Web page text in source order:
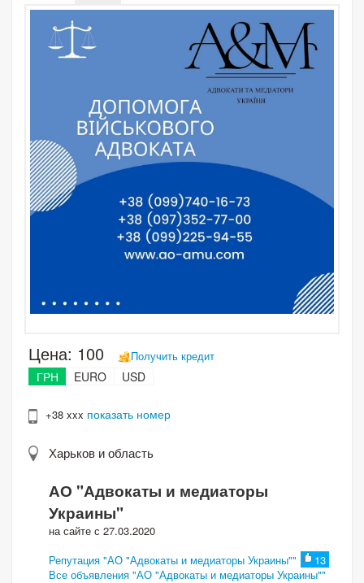
Цена: 100 Получить кредит
ГРН EURO USD
+38 xxx показать номер
Харьков и область
АО "Адвокаты и медиаторы
Украины"
на сайте с 27.03.2020
Репутация "АО "Адвокаты и медиаторы Украины""
13
Все объявления "АО "Адвокаты и медиаторы Украины""